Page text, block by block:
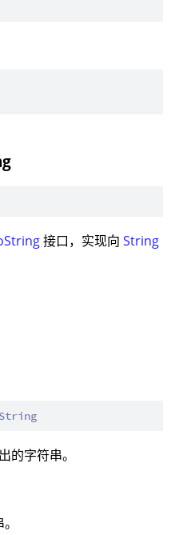
接口，实现向 String
String
的字符串。